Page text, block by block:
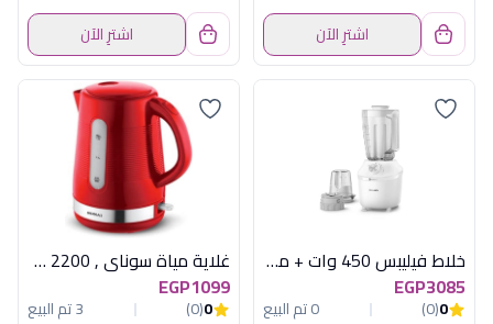
اشترِ الآن
اشترِ الآن
خلاط فيليبس 450 وات + مطحنة
EGP3085
0
(0)
0 تم البيع
غلاية مياة سوناي , 2200 وات , 1.7 لتر, احمر SH-3888
EGP1099
0
(0)
3 تم البيع